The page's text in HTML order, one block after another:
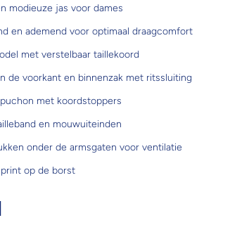
modieuze jas voor dames
en ademend voor optimaal draagcomfort
met verstelbaar taillekoord
de voorkant en binnenzak met ritssluiting
met koordstoppers
en mouwuiteinden
onder de armsgaten voor ventilatie
op de borst